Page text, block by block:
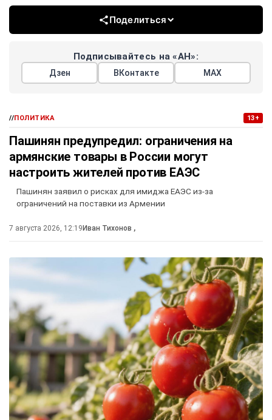
Поделиться
Подписывайтесь на «АН»:
Дзен ВКонтакте МАХ
//ПОЛИТИКА 13+
Пашинян предупредил: ограничения на
армянские товары в России могут
настроить жителей против ЕАЭС
Пашинян заявил о рисках для имиджа ЕАЭС из-за
ограничений на поставки из Армении
7 августа 2026, 12:19 Иван Тихонов ,